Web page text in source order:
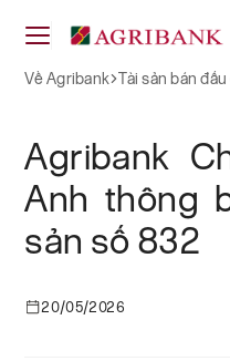
Về Agribank Tài sản bán đấu
Agribank
Anh thông
sản số 832
20/05/2026